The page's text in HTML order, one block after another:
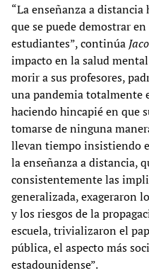
“La enseñanza a
que se puede demostrar
estudiantes”, continúa
impacto en la salud
morir a sus profesores,
una pandemia totalmente
haciendo hincapié en que
tomarse de ninguna
llevan tiempo insistiendo
la enseñanza a distancia,
consistentemente las
generalizada, exageraron
y los riesgos de la
escuela, trivializaron el
pública, el aspecto más
estadounidense”.